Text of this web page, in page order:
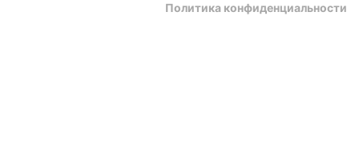
Политика конфиденциальности